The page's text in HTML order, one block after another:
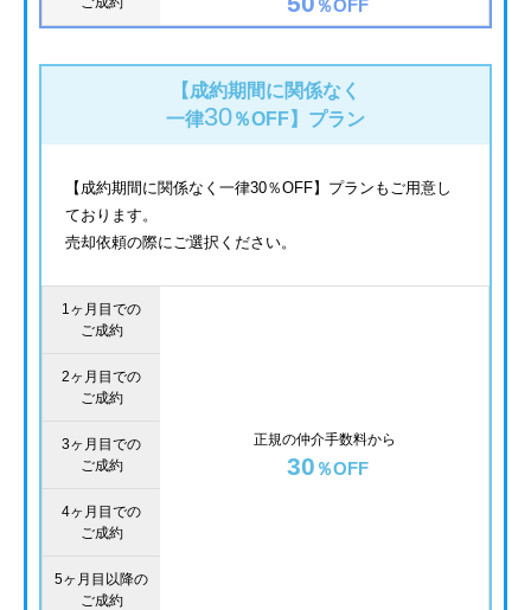
％OFF
【成約期間に関係なく
一律30％OFF】 プラン
【成約期間に関係なく一律30％OFF】プランもご用意し
ております。
売却依頼の際にご選択ください。
1ヶ月目での
ご成約
正規の仲介手数料から
30 ％OFF
2ヶ月目での
ご成約
3ヶ月目での
ご成約
4ヶ月目での
ご成約
5ヶ月目以降の
ご成約